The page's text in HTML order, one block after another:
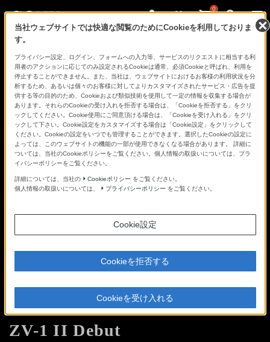
0
あ、
見
た
こ
と
の
な
い
世
界
へ。
α
Universe
好きが高まる、手のひらシネ
マティック。VLOGCAM
ZV-1 II Debut
当社ウェブサイトでは快適な閲覧のためにCookieを利用しておりま
す。
プライバシー設定、ログイン、フォームへの入力等、サービスのリクエストに相当する利
用者のアクションに応じてのみ設定されるCookieは通常、必須Cookieと呼ばれ、利用を
停止することができません。また、当社は、ウェブサイトにおけるお客様の利用状況を分
析するため、あるいは個々のお客様に対してよりカスタマイズされたサービス・広告を提
供する等の目的のため、Cookieおよび類似技術を使用して一定の情報を収集する場合が
あります。それらのCookieの受け入れを拒否する場合は、「Cookieを拒否する」をクリ
ックしてください。Cookie使用にご同意頂ける場合は、「Cookieを受け入れる」をクリ
ックして下さい。Cookie設定をカスタマイズする場合は「Cookie設定」をクリックして
ください。Cookieの設定をいつでも管理することができます。選択したCookieの設定に
よっては、このウェブサイトの機能の一部が使用できなくなる場合があります。 詳細に
ついては、当社のCookieポリシーをご覧ください。個人情報の取扱いについては、プラ
イバシーポリシーをご覧ください。
詳細については、当社の Cookieポリシー をご覧ください。
個人情報の取扱いについては、
プライバシーポリシー をご覧ください。
Cookie設定
Cookieを拒否する
Cookieを受け入れる